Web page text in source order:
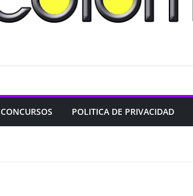
CONCURSOS POLITICA DE PRIVACIDAD